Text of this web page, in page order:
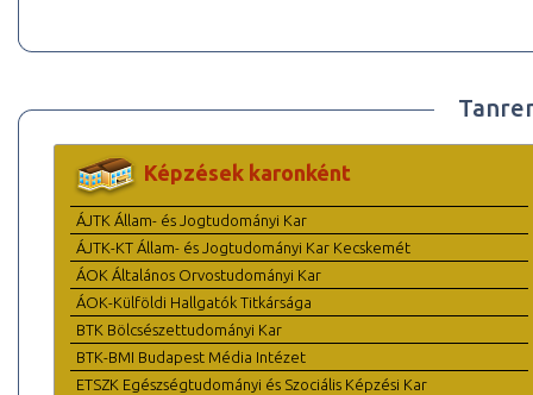
Képzések karonként
ÁJTK Állam- és Jogtudományi Kar
ÁJTK-KT Állam- és Jogtudományi Kar Kecskemét
ÁOK Általános Orvostudományi Kar
ÁOK-Külföldi Hallgatók Titkársága
BTK Bölcsészettudományi Kar
BTK-BMI Budapest Média Intézet
ETSZK Egészségtudományi és Szociális Képzési Kar